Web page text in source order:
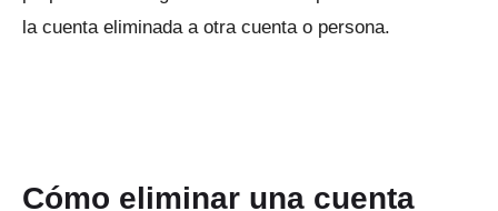
la cuenta eliminada a otra cuenta o persona.
Cómo eliminar una cuenta